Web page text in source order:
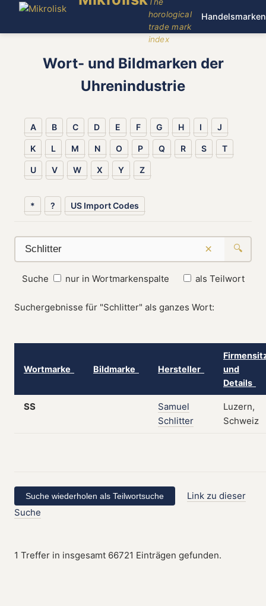
horological
trade mark
index
Handelsmarken
Wort- und Bildmarken der
Uhrenindustrie
A B C D E F G H I J
K L M N O P Q R S T
U V W X Y Z
* ? US Import Codes
× 🔍
Suche nur in Wortmarkenspalte als Teilwort
Suchergebnisse für "Schlitter" als ganzes Wort:
Wortmarke Bildmarke Hersteller
und
Details
SS
Samuel
Schlitter
Luzern,
Schweiz
Link zu dieser
Suche
1 Treffer in insgesamt 66721 Einträgen gefunden.